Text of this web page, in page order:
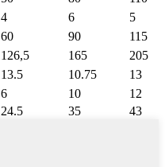
4 6
5
60 90
115
126,5 165
205
13.5 10.75
13
6 10
12
24.5 35 43